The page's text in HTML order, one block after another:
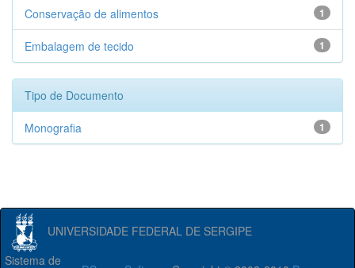
1
Conservação de alimentos
1
Embalagem de tecido
Tipo de Documento
1
Monografia
UNIVERSIDADE FEDERAL DE SERGIPE
Sistema de